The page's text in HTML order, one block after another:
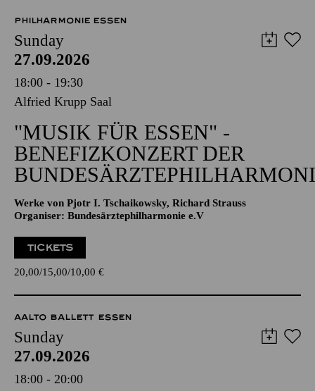
PHILHARMONIE ESSEN
Sunday
27.09.2026
18:00 - 19:30
Alfried Krupp Saal
"MUSIK FÜR ESSEN" -
BENEFIZKONZERT DER
Werke von Pjotr I. Tschaikowsky, Richard Strauss
Organiser: Bundesärztephilharmonie e.V
TICKETS
20,00 15,00 10,00 €
AALTO BALLETT ESSEN
Sunday
27.09.2026
18:00 - 20:00